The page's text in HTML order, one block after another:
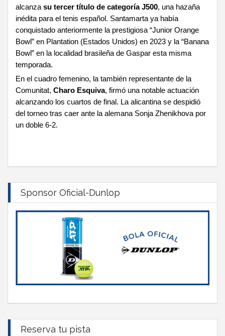
alcanza su tercer título de categoría J500, una hazaña
inédita para el tenis español. Santamarta ya había
conquistado anteriormente la prestigiosa “Junior Orange
Bowl” en Plantation (Estados Unidos) en 2023 y la “Banana
Bowl” en la localidad brasileña de Gaspar esta misma
temporada.
En el cuadro femenino, la también representante de la
Comunitat, Charo Esquiva, firmó una notable actuación
alcanzando los cuartos de final. La alicantina se despidió
del torneo tras caer ante la alemana Sonja Zhenikhova por
un doble 6-2.
Sponsor Oficial-Dunlop
Reserva tu pista